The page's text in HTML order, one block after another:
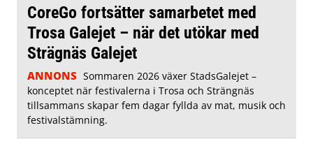
CoreGo fortsätter samarbetet med
Trosa Galejet – när det utökar med
Strägnäs Galejet
ANNONS Sommaren 2026 växer StadsGalejet –
konceptet när festivalerna i Trosa och Strängnäs
tillsammans skapar fem dagar fyllda av mat, musik och
festivalstämning.